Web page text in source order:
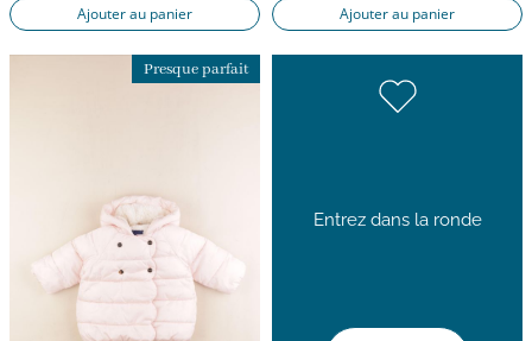
Ajouter au panier Ajouter au panier
Presque parfait
Entrez dans la ronde